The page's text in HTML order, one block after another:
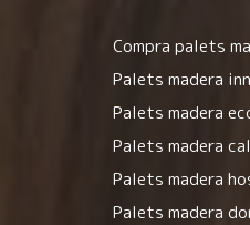
Compra palets
Palets madera
Palets madera
Palets madera
Palets madera
Palets madera